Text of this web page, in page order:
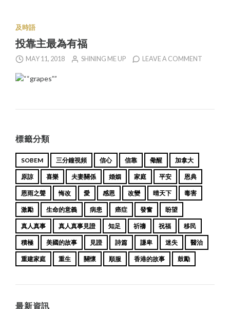
及時語
投靠主最為有福
MAY 11, 2018 SHINING ME UP LEAVE A COMMENT
標籤分類
SOBEM 三分鐘視頻 信心 信靠 儆醒 加拿大
原諒 喜樂 夫妻關係 婚姻 家庭 平安 恩典
恩雨之聲 悔改 愛 感恩 改變 晴天下 毒害
激勵 生命的意義 病患 癌症 發奮 盼望
真人真事 真人真事見證 知足 祈禱 祝福 移民
積極 美國的故事 見證 詩篇 謙卑 迷失 醫治
重建家庭 重生 關懷 順服 香港的故事 鼓勵
最新資訊